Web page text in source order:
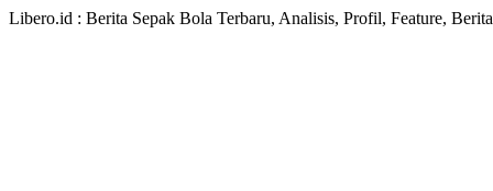
Libero.id : Berita Sepak Bola Terbaru, Analisis, Profil, Feature,